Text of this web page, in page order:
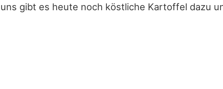
uns gibt es heute noch köstliche Kartoffel dazu